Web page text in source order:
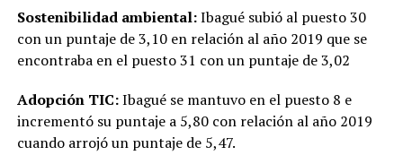
Sostenibilidad ambiental:Ibagué subió al puesto 30
con un puntaje de 3,10 en relación al año 2019 que se
encontraba en el puesto 31 con un puntaje de 3,02
Adopción TIC:Ibagué se mantuvo en el puesto 8 e
incrementó su puntaje a 5,80 con relación al año 2019
cuando arrojó un puntaje de 5,47.